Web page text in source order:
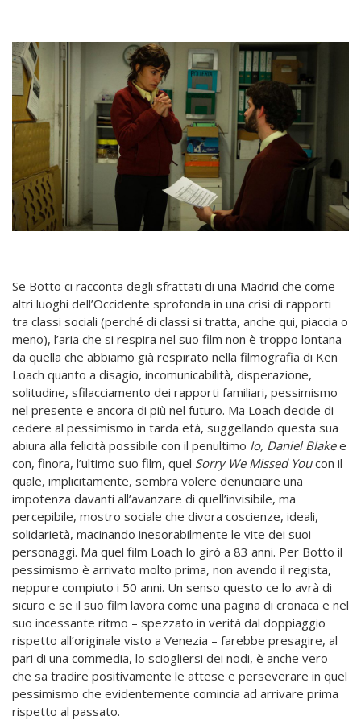
Se Botto ci racconta degli sfrattati di una Madrid che come
altri luoghi dell’Occidente sprofonda in una crisi di rapporti
tra classi sociali (perché di classi si tratta, anche qui, piaccia o
meno), l’aria che si respira nel suo film non è troppo lontana
da quella che abbiamo già respirato nella filmografia di Ken
Loach quanto a disagio, incomunicabilità, disperazione,
solitudine, sfilacciamento dei rapporti familiari, pessimismo
nel presente e ancora di più nel futuro. Ma Loach decide di
cedere al pessimismo in tarda età, suggellando questa sua
abiura alla felicità possibile con il penultimo Io, Daniel Blakee
con, finora, l’ultimo suo film, quel Sorry We Missed Youcon il
quale, implicitamente, sembra volere denunciare una
impotenza davanti all’avanzare di quell’invisibile, ma
percepibile, mostro sociale che divora coscienze, ideali,
solidarietà, macinando inesorabilmente le vite dei suoi
personaggi. Ma quel film Loach lo girò a 83 anni. Per Botto il
pessimismo è arrivato molto prima, non avendo il regista,
neppure compiuto i 50 anni. Un senso questo ce lo avrà di
sicuro e se il suo film lavora come una pagina di cronaca e nel
suo incessante ritmo – spezzato in verità dal doppiaggio
rispetto all’originale visto a Venezia – farebbe presagire, al
pari di una commedia, lo sciogliersi dei nodi, è anche vero
che sa tradire positivamente le attese e perseverare in quel
pessimismo che evidentemente comincia ad arrivare prima
rispetto al passato.